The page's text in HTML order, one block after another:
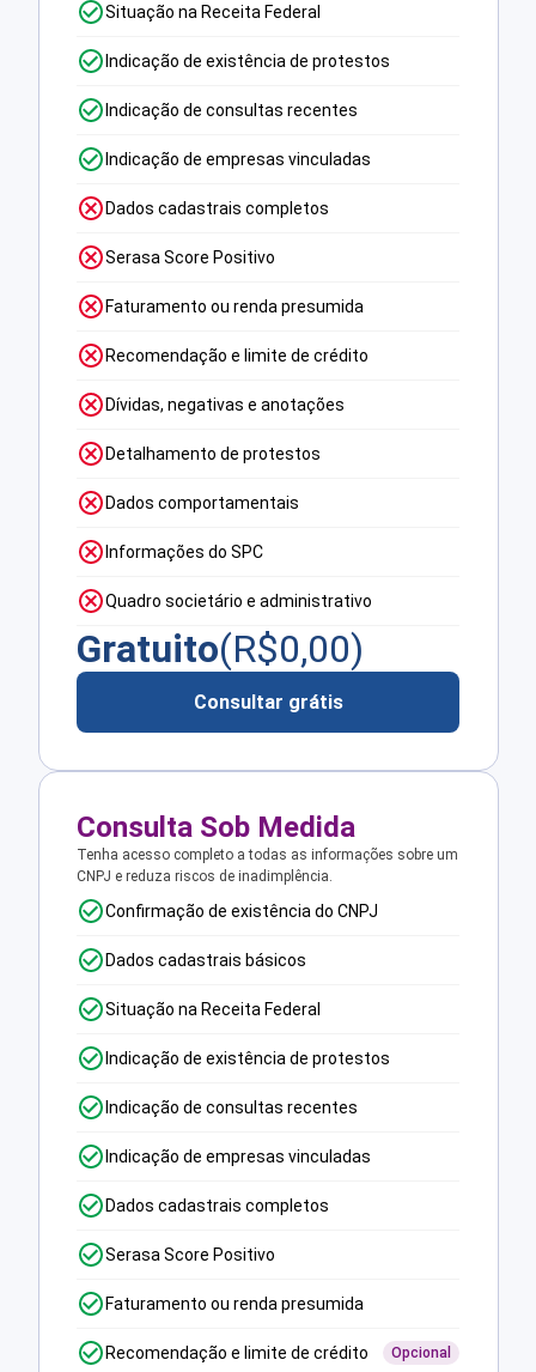
Situação na Receita Federal
Indicação de existência de protestos
Indicação de consultas recentes
Indicação de empresas vinculadas
Dados cadastrais completos
Serasa Score Positivo
Faturamento ou renda presumida
Recomendação e limite de crédito
Dívidas, negativas e anotações
Detalhamento de protestos
Dados comportamentais
Informações do SPC
Quadro societário e administrativo
Gratuito(R$0,00)
Consultar grátis
Consulta Sob Medida
Tenha acesso completo a todas as informações sobre um
CNPJ e reduza riscos de inadimplência.
Confirmação de existência do CNPJ
Dados cadastrais básicos
Situação na Receita Federal
Indicação de existência de protestos
Indicação de consultas recentes
Indicação de empresas vinculadas
Dados cadastrais completos
Serasa Score Positivo
Faturamento ou renda presumida
Recomendação e limite de crédito Opcional